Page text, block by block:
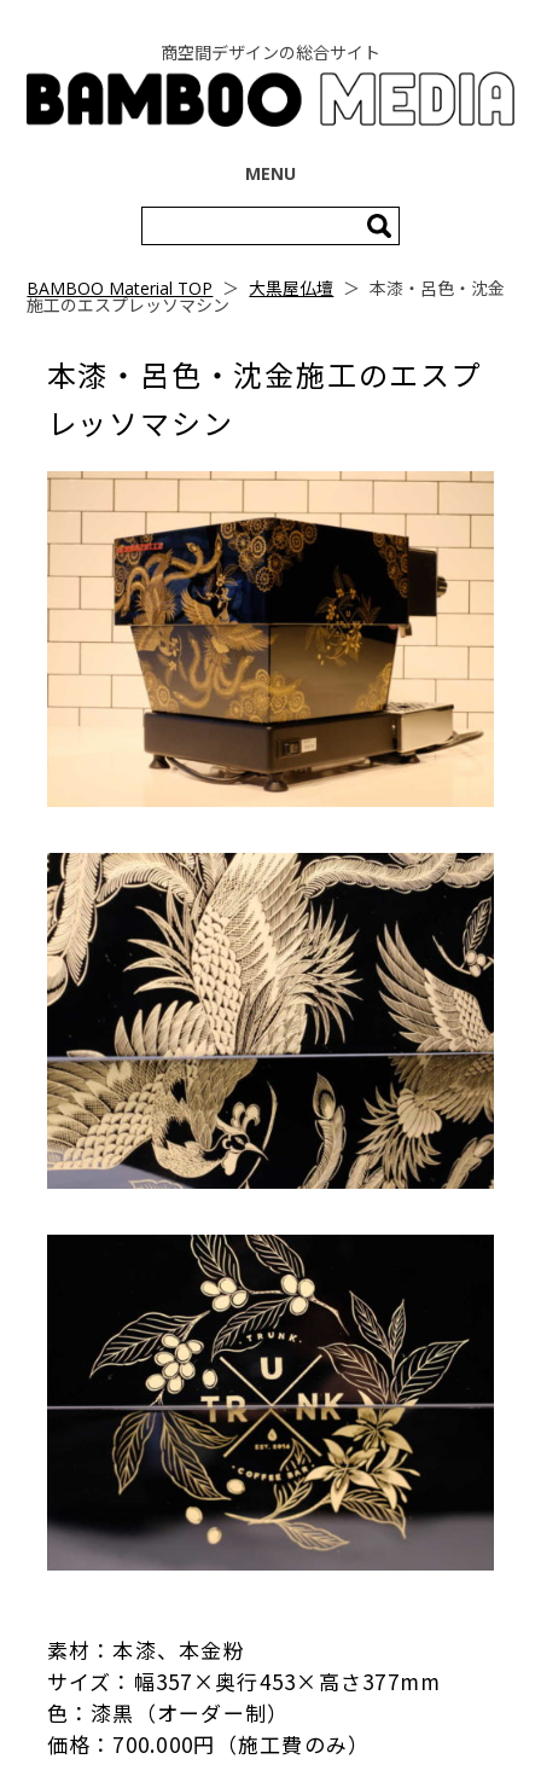
商空間デザインの総合サイト
MENU
索:
BAMBOO Material TOP ＞大黒屋仏壇 ＞本漆・呂色・沈金
施工のエスプレッソマシン
本漆・呂色・沈金施工のエスプ
レッソマシン
素材：本漆、本金粉
サイズ：幅357×奥行453×高さ377mm
色：漆黒（オーダー制）
価格：700.000円（施工費のみ）